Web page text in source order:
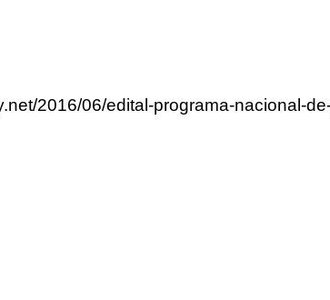
2016/06/edital-programa-nacional-